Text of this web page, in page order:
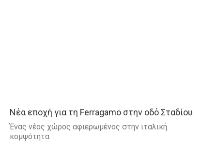
Νέα εποχή για τη Ferragamo στην οδό Σταδίου
Ένας νέος χώρος αφιερωμένος στην ιταλική
κομψότητα